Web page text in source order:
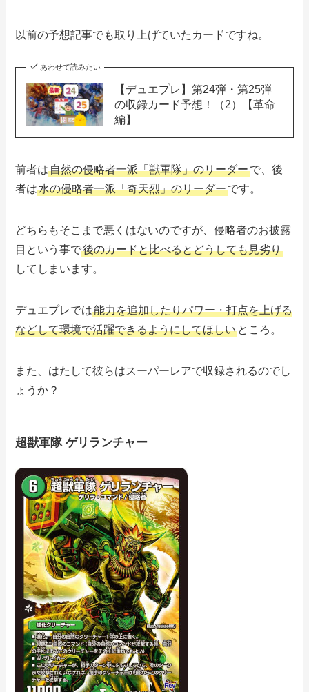
以前の予想記事でも取り上げていたカードですね。
あわせて読みたい
【デュエプレ】第24弾・第25弾
の収録カード予想！（2）【革命
編】
前者は自然の侵略者一派「獣軍隊」のリーダーで、後
者は水の侵略者一派「奇天烈」のリーダーです。
どちらもそこまで悪くはないのですが、侵略者のお披露
目という事で後のカードと比べるとどうしても見劣り
してしまいます。
デュエプレでは能力を追加したりパワー・打点を上げる
などして環境で活躍できるようにしてほしい ところ。
また、はたして彼らはスーパーレアで収録されるのでし
ょうか？
超獣軍隊 ゲリランチャー